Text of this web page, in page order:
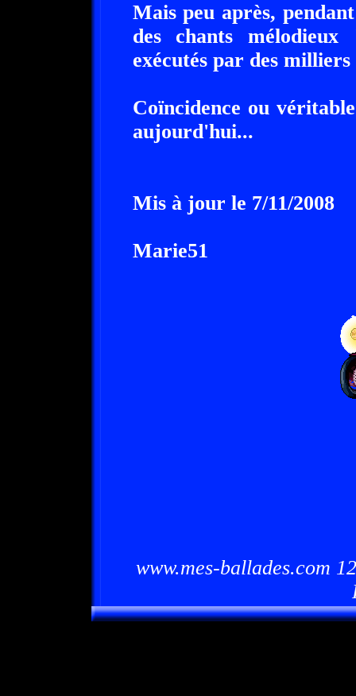
Mais peu après,
des chants
exécutés par des
Coïncidence ou
aujourd'hui...
Mis à jour le 7/11/2008
Marie51
www.mes-ballades.com